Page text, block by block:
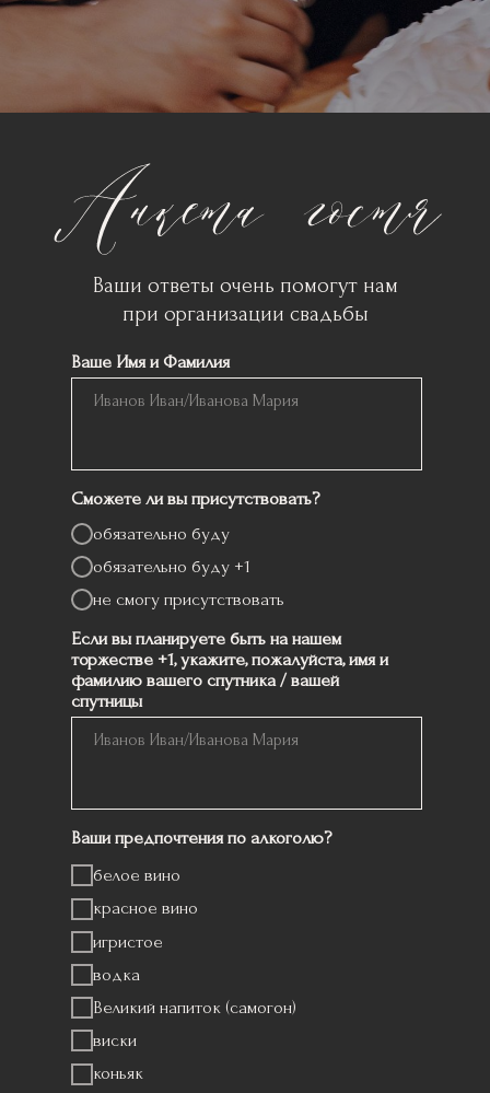
Ваши ответы очень помогут нам
при организации свадьбы
Ваше Имя и Фамилия
Сможете ли вы присутствовать?
обязательно буду
обязательно буду +1
не смогу присутствовать
Если вы планируете быть на нашем
торжестве +1, укажите, пожалуйста, имя и
фамилию вашего спутника / вашей
спутницы
Ваши предпочтения по алкоголю?
белое вино
красное вино
игристое
водка
Великий напиток (самогон)
виски
коньяк